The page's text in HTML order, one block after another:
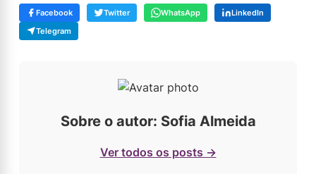
Facebook Twitter WhatsApp
LinkedIn
Telegram
Sobre o autor: Sofia Almeida
Ver todos os posts →